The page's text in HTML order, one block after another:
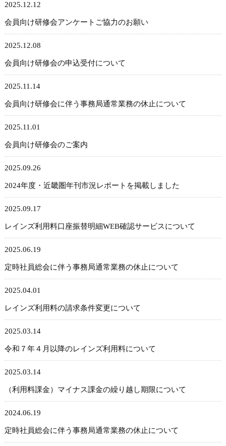
2025.12.12
会員向け研修会アンケートご協力のお願い
2025.12.08
会員向け研修会の申込受付について
2025.11.14
会員向け研修会に伴う事務局通常業務の休止について
2025.11.01
会員向け研修会のご案内
2025.09.26
2024年度・近畿圏年刊市況レポートを掲載しました
2025.09.17
レインズ利用料口座振替明細WEB確認サービスについて
2025.06.19
定時社員総会に伴う事務局通常業務の休止について
2025.04.01
レインズ利用料の請求条件変更について
2025.03.14
令和７年４月以降のレインズ利用料について
2025.03.14
（利用料課金）マイナス課金の繰り越し期限について
2024.06.19
定時社員総会に伴う事務局通常業務の休止について